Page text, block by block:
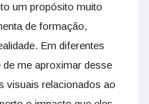
um propósito muito
de formação,
Em diferentes
me aproximar desse
visuais relacionados ao